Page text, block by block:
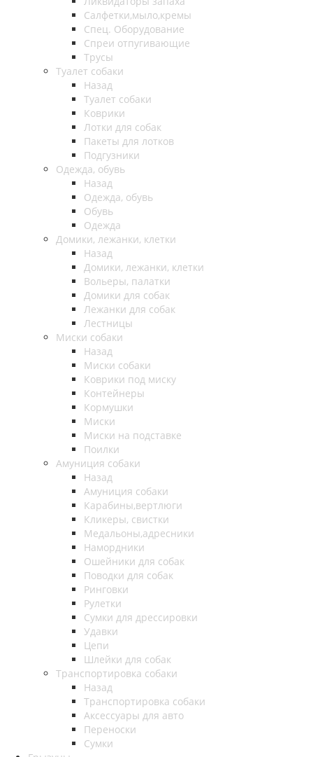
Салфетки,мыло,кремы
Спец. Оборудование
Спреи отпугивающие
Трусы
Туалет собаки
Назад
Туалет собаки
Коврики
Лотки для собак
Пакеты для лотков
Подгузники
Одежда, обувь
Назад
Одежда, обувь
Обувь
Одежда
Домики, лежанки, клетки
Назад
Домики, лежанки, клетки
Вольеры, палатки
Домики для собак
Лежанки для собак
Лестницы
Миски собаки
Назад
Миски собаки
Коврики под миску
Контейнеры
Кормушки
Миски
Миски на подставке
Поилки
Амуниция собаки
Назад
Амуниция собаки
Карабины,вертлюги
Кликеры, свистки
Медальоны,адресники
Намордники
Ошейники для собак
Поводки для собак
Ринговки
Рулетки
Сумки для дрессировки
Удавки
Цепи
Шлейки для собак
Транспортировка собаки
Назад
Транспортировка собаки
Аксессуары для авто
Переноски
Сумки